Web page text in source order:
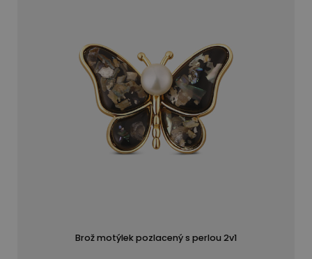
Brož motýlek pozlacený s perlou 2v1